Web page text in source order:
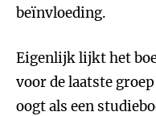
beïnvloeding.
Eigenlijk lijkt het
voor de laatste
oogt als een